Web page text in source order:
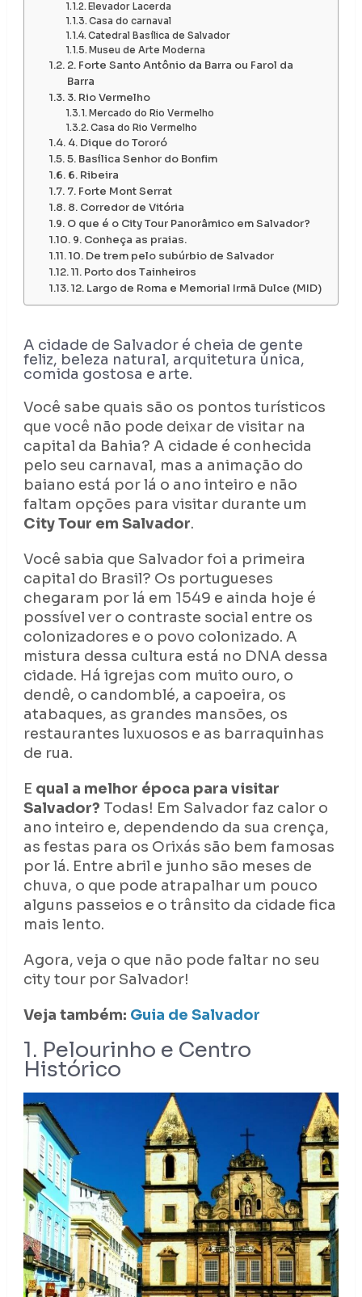
Elevador Lacerda
Casa do carnaval
Catedral Basílica de Salvador
Museu de Arte Moderna
2. Forte Santo Antônio da Barra ou Farol da
Barra
3. Rio Vermelho
Mercado do Rio Vermelho
Casa do Rio Vermelho
4. Dique do Tororó
5. Basílica Senhor do Bonfim
6. Ribeira
7. Forte Mont Serrat
8. Corredor de Vitória
O que é o City Tour Panorâmico em Salvador?
9. Conheça as praias.
10. De trem pelo subúrbio de Salvador
11. Porto dos Tainheiros
12. Largo de Roma e Memorial Irmã Dulce (MID)
A cidade de Salvador é cheia de gente
feliz, beleza natural, arquitetura única,
comida gostosa e arte.
Você sabe quais são os pontos turísticos
que você não pode deixar de visitar na
capital da Bahia? A cidade é conhecida
pelo seu carnaval, mas a animação do
baiano está por lá o ano inteiro e não
faltam opções para visitar durante um
City Tour em Salvador.
Você sabia que Salvador foi a primeira
capital do Brasil? Os portugueses
chegaram por lá em 1549 e ainda hoje é
possível ver o contraste social entre os
colonizadores e o povo colonizado. A
mistura dessa cultura está no DNA dessa
cidade. Há igrejas com muito ouro, o
dendê, o candomblé, a capoeira, os
atabaques, as grandes mansões, os
restaurantes luxuosos e as barraquinhas
de rua.
E qual a melhor época para visitar
Salvador? Todas! Em Salvador faz calor o
ano inteiro e, dependendo da sua crença,
as festas para os Orixás são bem famosas
por lá. Entre abril e junho são meses de
chuva, o que pode atrapalhar um pouco
alguns passeios e o trânsito da cidade fica
mais lento.
Agora, veja o que não pode faltar no seu
city tour por Salvador!
Veja também: Guia de Salvador
1. Pelourinho e Centro
Histórico